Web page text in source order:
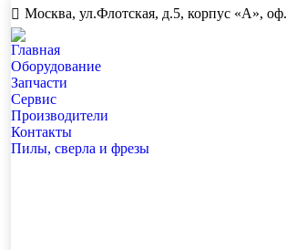
Москва, ул.Флотская, д.5, корпус «А»,
Главная
Оборудование
Запчасти
Сервис
Производители
Контакты
Пилы, сверла и фрезы